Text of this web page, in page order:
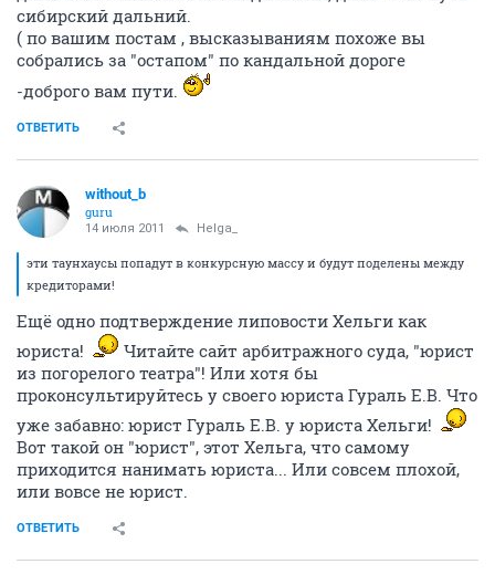
сибирский дальний.
( по вашим постам , высказываниям похоже вы
собрались за "остапом" по кандальной дороге
-доброго вам пути.
ОТВЕТИТЬ
without_b
guru
14 июля 2011 Helga_
эти таунхаусы попадут в конкурсную массу и будут поделены между
кредиторами!
Ещё одно подтверждение липовости Хельги как
юриста!
Читайте сайт арбитражного суда, "юрист
из погорелого театра"! Или хотя бы
проконсультируйтесь у своего юриста Гураль Е.В. Что
уже забавно: юрист Гураль Е.В. у юриста Хельги!
Вот такой он "юрист", этот Хельга, что самому
приходится нанимать юриста... Или совсем плохой,
или вовсе не юрист.
ОТВЕТИТЬ